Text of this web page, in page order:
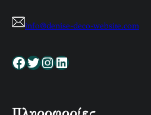
info@denise-deco-website.com
Facebook Twitter InstagramLinkedin